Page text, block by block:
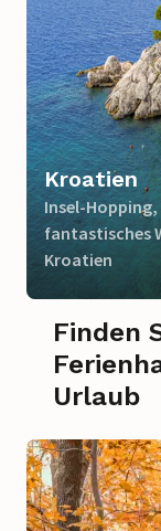
Kroatien
Insel-Hopping,
fantastisches
Kroatien
Finden
Urlaub